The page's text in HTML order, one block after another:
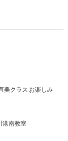
美クラス お楽しみ
港南教室